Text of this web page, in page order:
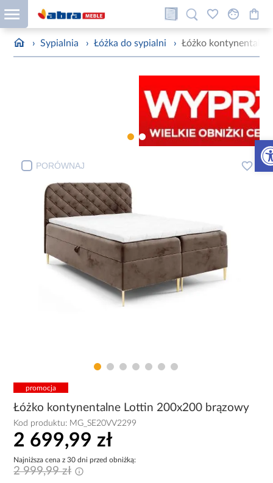
› Sypialnia › Łóżka do sypialni › Łóżko
PORÓWNAJ
promocja
Łóżko kontynentalne Lottin 200x200 brązowy
Kod produktu: MG_SE20VV2299
2 699,99 zł
Najniższa cena z 30 dni przed obniżką:
2 999,99 zł